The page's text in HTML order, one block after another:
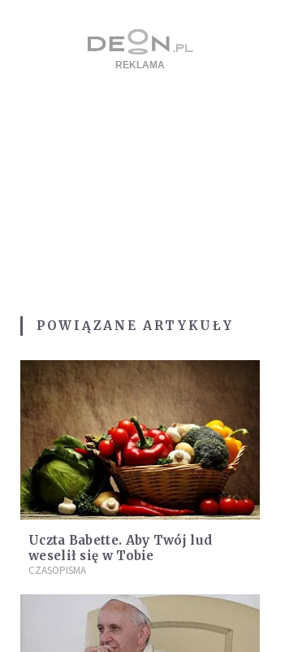
POWIĄZANE ARTYKUŁY
Uczta Babette. Aby Twój lud
weselił się w Tobie
CZASOPISMA